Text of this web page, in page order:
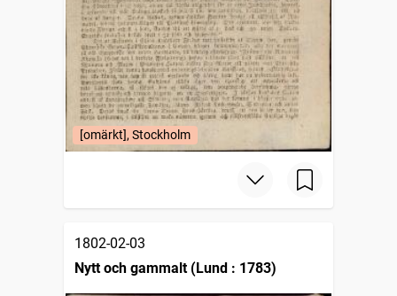
[omärkt], Stockholm
1802-02-03
Nytt och gammalt (Lund : 1783)